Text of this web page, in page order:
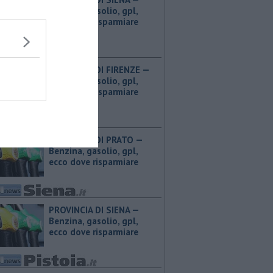
Benzina, gasolio, gpl,
ecco dove risparmiare
PROVINCIA DI FIRENZE — ​
Benzina, gasolio, gpl,
ecco dove risparmiare
PROVINCIA DI PRATO — ​
Benzina, gasolio, gpl,
ecco dove risparmiare
PROVINCIA DI SIENA — ​
Benzina, gasolio, gpl,
ecco dove risparmiare